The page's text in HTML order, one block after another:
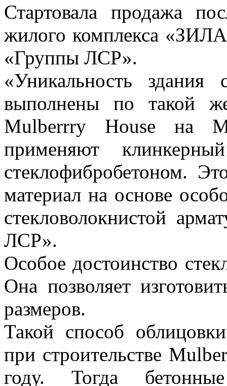
Стартовала продажа
жилого комплекса
«Группы ЛСР».
«Уникальность
выполнены по такой
Mulberrry House на
применяют
стеклофибробетоном.
материал на основе
стекловолокнистой
ЛСР».
Особое достоинство
Она позволяет
размеров.
Такой способ
при строительстве
году. Тогда